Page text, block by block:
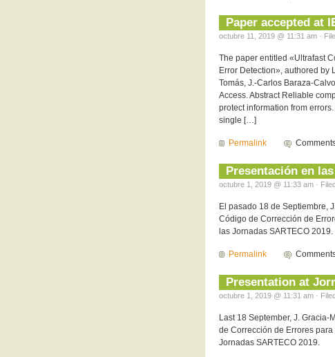
Paper accepted at
octubre 11, 2019 @ 11:31 am ·
The paper entitled «Ultrafast
Error Detection», authored by
Tomás, J.-Carlos Baraza-
Access. Abstract Reliable
protect information from
single […]
Permalink
Presentación en
octubre 1, 2019 @ 11:33 am ·
El pasado 18 de Septiembre,
Código de Corrección de
las Jornadas SARTECO 2019.
Permalink
Presentation at
octubre 1, 2019 @ 11:31 am ·
Last 18 September, J.
de Corrección de Errores
Jornadas SARTECO 2019.